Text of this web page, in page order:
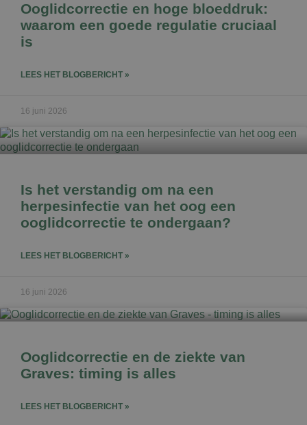
Ooglidcorrectie en hoge bloeddruk:
waarom een goede regulatie cruciaal
is
LEES HET BLOGBERICHT »
16 juni 2026
Is het verstandig om na een
herpesinfectie van het oog een
ooglidcorrectie te ondergaan?
LEES HET BLOGBERICHT »
16 juni 2026
Ooglidcorrectie en de ziekte van
Graves: timing is alles
LEES HET BLOGBERICHT »